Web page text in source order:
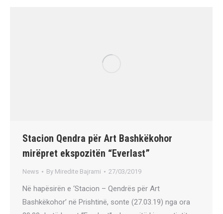
Stacion Qendra për Art Bashkëkohor
mirëpret ekspozitën “Everlast”
News By Miredite Bajrami 27/03/2019
Në hapësirën e ‘Stacion – Qendrës për Art
Bashkëkohor’ në Prishtinë, sonte (27.03.19) nga ora